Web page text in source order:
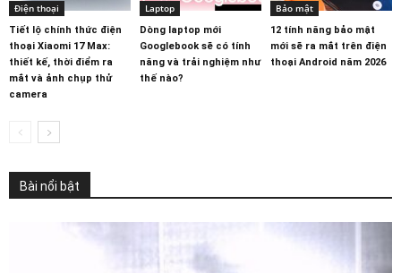
Điện thoại
Tiết lộ chính thức điện
thoại Xiaomi 17 Max:
thiết kế, thời điểm ra
mắt và ảnh chụp thử
camera
Laptop
Dòng laptop mới
Googlebook sẽ có tính
năng và trải nghiệm như
thế nào?
Bảo mật
12 tính năng bảo mật
mới sẽ ra mắt trên điện
thoại Android năm 2026
Bài nổi bật